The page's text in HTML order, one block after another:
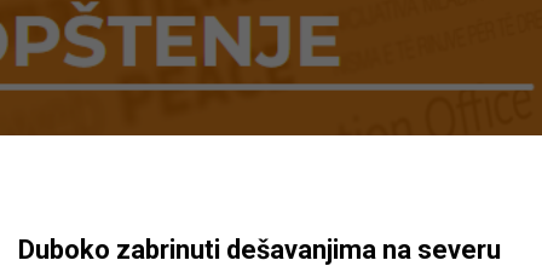
Duboko zabrinuti dešavanjima na severu